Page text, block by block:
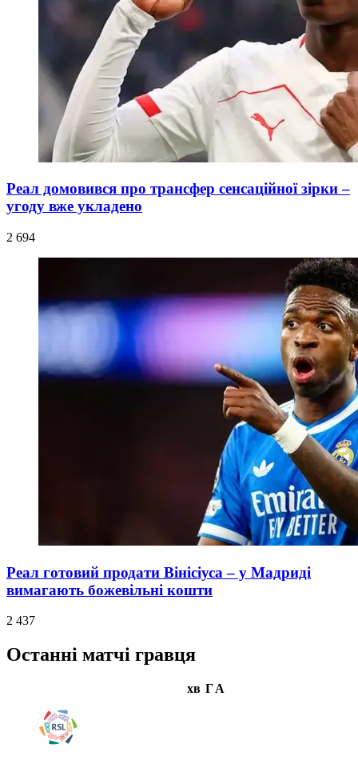
Реал домовився про трансфер сенсаційної зірки –
угоду вже укладено
2 694
Реал готовий продати Вінісіуса – у Мадриді
вимагають божевільні кошти
2 437
Останні матчі гравця
хв ГА